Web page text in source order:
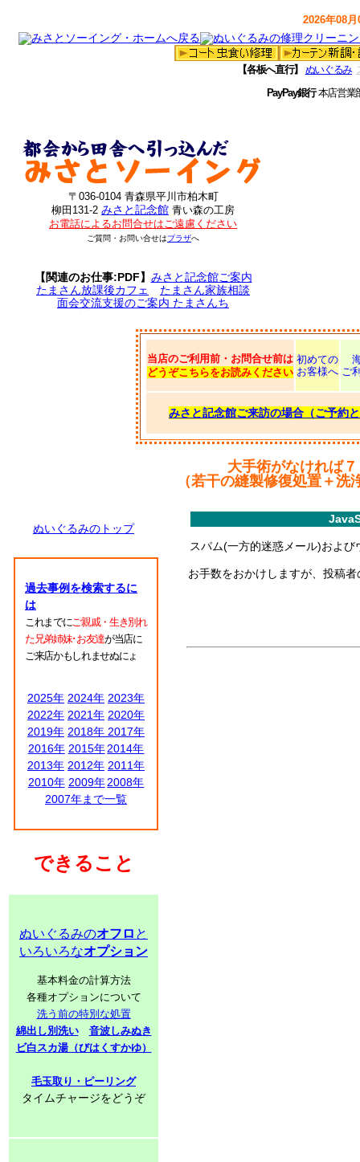
2026年08
【各板へ直行】 ぬいぐるみ
PayPay銀行本店営
〒036-0104 青森県平川市柏木町
柳田131-2 みさと記念館 青い森の工房
お電話によるお問合せはご遠慮ください
ご質問・お問い合せはプラザへ
【関連のお仕事:PDF】 みさと記念館ご案内
たまさん放課後カフェ
たまさん家族相談
面会交流支援のご案内 たまさんち
当店のご利用前・お問合せ前は
どうぞこちらをお読みください
初めての
お客様へ ご
みさと記念館ご来訪の場合（ご予約
大手術がなければ
（若干の縫製修復処置＋
ぬいぐるみのトップ
過去事例を検索するに
は
これまでにご親戚・生き別れ
た兄弟姉妹･お友達が当店に
ご来店かもしれませぬにょ
2025年 2024年 2023年
2022年 2021年 2020年
2019年 2018年 2017年
2016年 2015年 2014年
2013年 2012年 2011年
2010年 2009年 2008年
2007年まで一覧
できること
ぬいぐるみのオフロ と
いろいろなオプション
基本料金の計算方法
各種オプションについて
洗う前の特別な処置
綿出し別洗い
音波しみぬき
ビ白スカ湯（びはくすかゆ）
毛玉取り・ピーリング
タイムチャージをどうぞ
スパム(一方的迷惑メール)およ
お手数をおかけしますが、投稿